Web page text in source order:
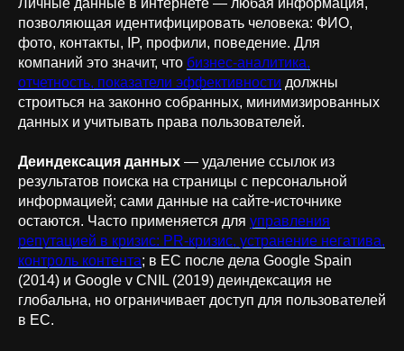
Личные данные в интернете — любая информация,
позволяющая идентифицировать человека: ФИО,
фото, контакты, IP, профили, поведение. Для
компаний это значит, что бизнес-аналитика,
отчетность, показатели эффективности должны
строиться на законно собранных, минимизированных
данных и учитывать права пользователей.
Деиндексация данных — удаление ссылок из
результатов поиска на страницы с персональной
информацией; сами данные на сайте-источнике
остаются. Часто применяется для управления
репутацией в кризис: PR-кризис, устранение негатива,
контроль контента; в ЕС после дела Google Spain
(2014) и Google v CNIL (2019) деиндексация не
глобальна, но ограничивает доступ для пользователей
в ЕС.